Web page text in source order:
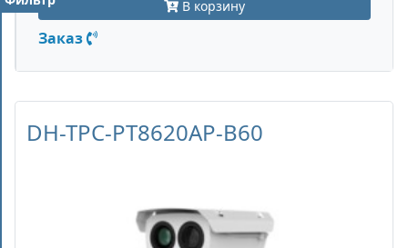
В корзину
Заказ
DH-TPC-PT8620AP-B60